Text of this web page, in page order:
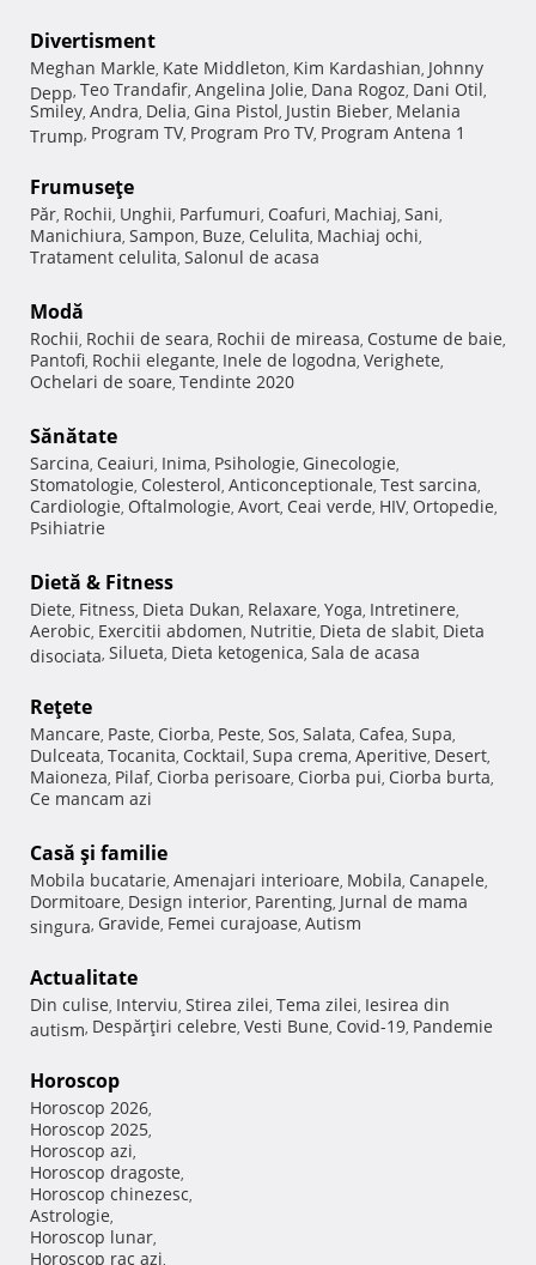
Divertisment
Meghan Markle, Kate Middleton, Kim Kardashian, Johnny
Depp, Teo Trandafir, Angelina Jolie, Dana Rogoz, Dani Otil,
Smiley, Andra, Delia, Gina Pistol, Justin Bieber, Melania
Trump, Program TV, Program Pro TV, Program Antena 1
Frumuseţe
Păr, Rochii, Unghii, Parfumuri, Coafuri, Machiaj, Sani,
Manichiura, Sampon, Buze, Celulita, Machiaj ochi,
Tratament celulita, Salonul de acasa
Modă
Rochii, Rochii de seara, Rochii de mireasa, Costume de baie,
Pantofi, Rochii elegante, Inele de logodna, Verighete,
Ochelari de soare, Tendinte 2020
Sănătate
Sarcina, Ceaiuri, Inima, Psihologie, Ginecologie,
Stomatologie, Colesterol, Anticonceptionale, Test sarcina,
Cardiologie, Oftalmologie, Avort, Ceai verde, HIV, Ortopedie,
Psihiatrie
Dietă & Fitness
Diete, Fitness, Dieta Dukan, Relaxare, Yoga, Intretinere,
Aerobic, Exercitii abdomen, Nutritie, Dieta de slabit, Dieta
disociata, Silueta, Dieta ketogenica, Sala de acasa
Reţete
Mancare, Paste, Ciorba, Peste, Sos, Salata, Cafea, Supa,
Dulceata, Tocanita, Cocktail, Supa crema, Aperitive, Desert,
Maioneza, Pilaf, Ciorba perisoare, Ciorba pui, Ciorba burta,
Ce mancam azi
Casă şi familie
Mobila bucatarie, Amenajari interioare, Mobila, Canapele,
Dormitoare, Design interior, Parenting, Jurnal de mama
singura, Gravide, Femei curajoase, Autism
Actualitate
Din culise, Interviu, Stirea zilei, Tema zilei, Iesirea din
autism, Despărţiri celebre, Vesti Bune, Covid-19, Pandemie
Horoscop
Horoscop 2026,
Horoscop 2025,
Horoscop azi,
Horoscop dragoste,
Horoscop chinezesc,
Astrologie,
Horoscop lunar,
Horoscop rac azi,